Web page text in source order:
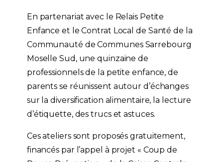
En partenariat avec le Relais Petite
Enfance et le Contrat Local de Santé de la
Communauté de Communes Sarrebourg
Moselle Sud, une quinzaine de
professionnels de la petite enfance, de
parents se réunissent autour d’échanges
sur la diversification alimentaire, la lecture
d’étiquette, des trucs et astuces.
Ces ateliers sont proposés gratuitement,
financés par l’appel à projet « Coup de